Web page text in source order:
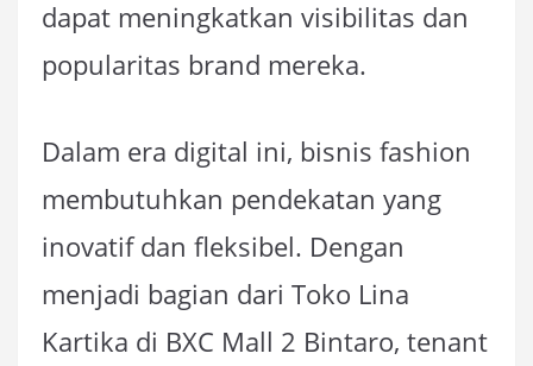
dapat meningkatkan visibilitas dan
popularitas brand mereka.
Dalam era digital ini, bisnis fashion
membutuhkan pendekatan yang
inovatif dan fleksibel. Dengan
menjadi bagian dari Toko Lina
Kartika di BXC Mall 2 Bintaro, tenant